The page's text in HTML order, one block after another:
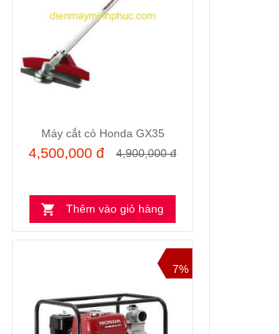
Máy cắt cỏ Honda GX35
4,500,000 đ 4,900,000 đ
Thêm vào giỏ hàng
7%